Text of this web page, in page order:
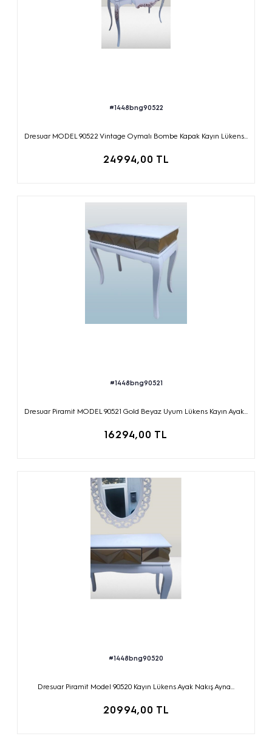
#1448bng90522
Dresuar MODEL 90522 Vintage Oymalı Bombe Kapak Kayın Lükens...
24994,00 TL
#1448bng90521
Dresuar Piramit MODEL 90521 Gold Beyaz Uyum Lükens Kayın Ayak...
16294,00 TL
#1448bng90520
Dresuar Piramit Model 90520 Kayın Lükens Ayak Nakış Ayna...
20994,00 TL